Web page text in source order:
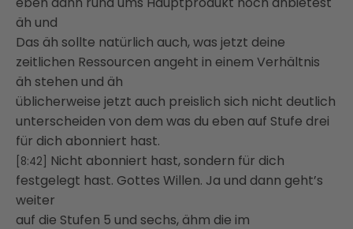
äh und
Das äh sollte natürlich auch, was jetzt deine
zeitlichen Ressourcen angeht in einem Verhältnis
äh stehen und äh
üblicherweise jetzt auch preislich sich nicht deutlich
unterscheiden von dem was du eben auf Stufe drei
für dich abonniert hast.
[8:42]
Nicht abonniert hast, sondern für dich
festgelegt hast. Gottes Willen. Ja und dann geht’s
weiter
auf die Stufen 5 und sechs, ähm die im